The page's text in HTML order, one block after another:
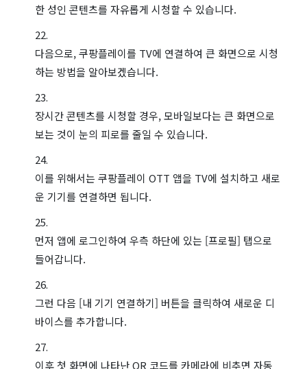
한 성인 콘텐츠를 자유롭게 시청할 수 있습니다.
다음으로, 쿠팡플레이를 TV에 연결하여 큰 화면으로 시청
하는 방법을 알아보겠습니다.
장시간 콘텐츠를 시청할 경우, 모바일보다는 큰 화면으로
보는 것이 눈의 피로를 줄일 수 있습니다.
이를 위해서는 쿠팡플레이 OTT 앱을 TV에 설치하고 새로
운 기기를 연결하면 됩니다.
먼저 앱에 로그인하여 우측 하단에 있는 [프로필] 탭으로
들어갑니다.
그런 다음 [내 기기 연결하기] 버튼을 클릭하여 새로운 디
바이스를 추가합니다.
이후 첫 화면에 나타난 QR 코드를 카메라에 비추면 자동